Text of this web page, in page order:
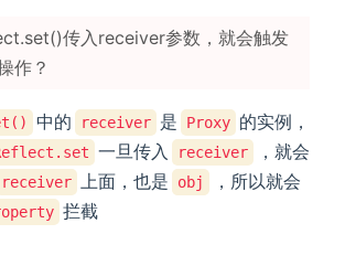
传入receiver参数，就会触发
作？
中的 receiver 是 Proxy 的实例，
一旦传入 receiver
，就会
receiver 上面，也是 obj
，所以就会
拦截